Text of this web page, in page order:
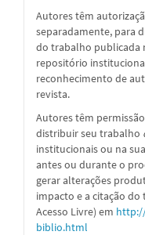
Autores têm
separadamente, para
do trabalho publicada
repositório
reconhecimento de
revista.
Autores têm
distribuir seu trabalho
institucionais ou na
antes ou durante o
gerar alterações
impacto e a citação
Acesso Livre) em
biblio.html